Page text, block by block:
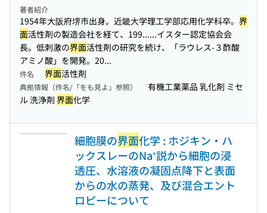
著者紹介
1954年大阪府堺市出身。近畿大学理工学部応用化学科卒。 界
面活性剤の製造会社を経て、199......イスター認定協会会
長。低刺激の界面活性剤の研究を続け、「ラウレス-３酢酸
アミノ酸」を開発。20...
件名 界面活性剤
典拠情報（件名/「をも見よ」参照）
有機工業薬品 乳化剤 ミセ
ル 洗浄剤 界面化学
細胞膜の界面化学 : ホジキン・ハ
ックスレーのNa⁺説から細胞の浸
透圧、水溶液の凝固点降下と表面
からの水の蒸発、及び混合エント
ロピーについて